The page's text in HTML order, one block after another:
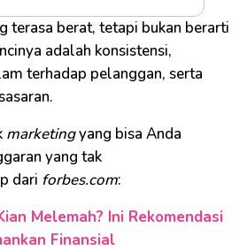
terasa berat, tetapi bukan berarti
adalah konsistensi,
terhadap pelanggan, serta
marketingyang bisa Anda
yang tak
dari forbes.com:
Melemah? Ini Rekomendasi
Finansial